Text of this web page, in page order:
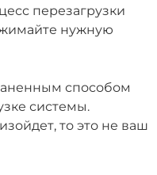
перезагрузки
нужную
способом
системы.
то это не ваш